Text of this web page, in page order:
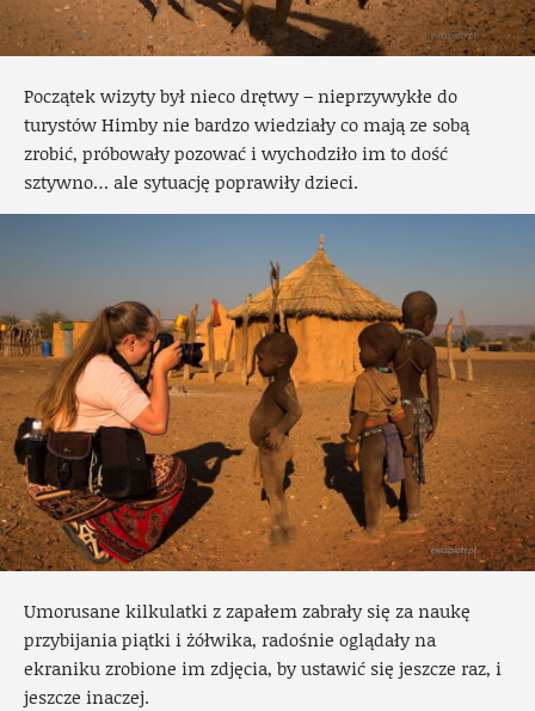
Początek wizyty był nieco drętwy – nieprzywykłe do
turystów Himby nie bardzo wiedziały co mają ze sobą
zrobić, próbowały pozować i wychodziło im to dość
sztywno… ale sytuację poprawiły dzieci.
Umorusane kilkulatki z zapałem zabrały się za naukę
przybijania piątki i żółwika, radośnie oglądały na
ekraniku zrobione im zdjęcia, by ustawić się jeszcze raz, i
jeszcze inaczej.